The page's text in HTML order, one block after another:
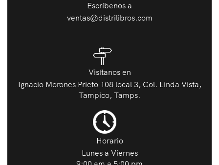
Escríbenos a
ventas@distrilibros.com
Visítanos en
Ignacio Morones Prieto 108 local 3, Col. Linda Vista,
Tampico, Tamps.
Horario
Lunes a Viernes